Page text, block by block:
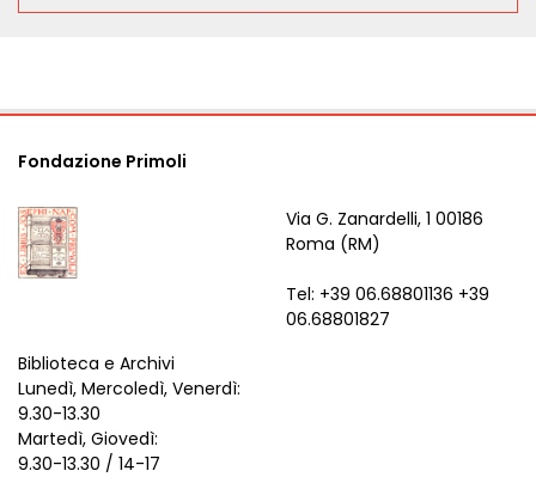
Fondazione Primoli
Via G. Zanardelli, 1 00186
Roma (RM)
Tel: +39 06.68801136 +39
06.68801827
Biblioteca e Archivi
Lunedì, Mercoledì, Venerdì:
9.30-13.30
Martedì, Giovedì:
9.30-13.30 / 14-17